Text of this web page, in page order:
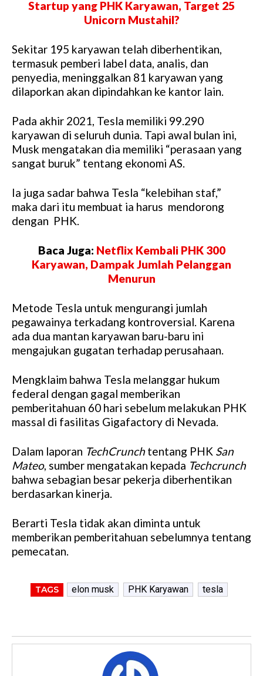
Startup yang PHK Karyawan, Target 25
Unicorn Mustahil?
Sekitar 195 karyawan telah diberhentikan,
termasuk pemberi label data, analis, dan
penyedia, meninggalkan 81 karyawan yang
dilaporkan akan dipindahkan ke kantor lain.
Pada akhir 2021, Tesla memiliki 99.290
karyawan di seluruh dunia. Tapi awal bulan ini,
Musk mengatakan dia memiliki “perasaan yang
sangat buruk” tentang ekonomi AS.
Ia juga sadar bahwa Tesla “kelebihan staf,”
maka dari itu membuat ia harus mendorong
dengan PHK.
Baca Juga: Netflix Kembali PHK 300
Karyawan, Dampak Jumlah Pelanggan
Menurun
Metode Tesla untuk mengurangi jumlah
pegawainya terkadang kontroversial. Karena
ada dua mantan karyawan baru-baru ini
mengajukan gugatan terhadap perusahaan.
Mengklaim bahwa Tesla melanggar hukum
federal dengan gagal memberikan
pemberitahuan 60 hari sebelum melakukan PHK
massal di fasilitas Gigafactory di Nevada.
Dalam laporan TechCrunch tentang PHK San
Mateo, sumber mengatakan kepada Techcrunch
bahwa sebagian besar pekerja diberhentikan
berdasarkan kinerja.
Berarti Tesla tidak akan diminta untuk
memberikan pemberitahuan sebelumnya tentang
pemecatan.
TAGS elon musk PHK Karyawan tesla